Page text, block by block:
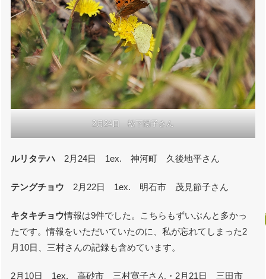
2月24日 松下陽子さん
ルリタテハ 2月24日 1ex. 神河町 久後地平さん
テングチョウ 2月22日 1ex. 明石市 茂見節子さん
キタキチョウ情報は9件でした。こちらもずいぶんと多かっ
たです。情報をいただいていたのに、私が忘れてしまった2
月10日、三村さんの記録も含めています。
2月10日 1ex. 高砂市 三村寛子さん・2月21日 三田市